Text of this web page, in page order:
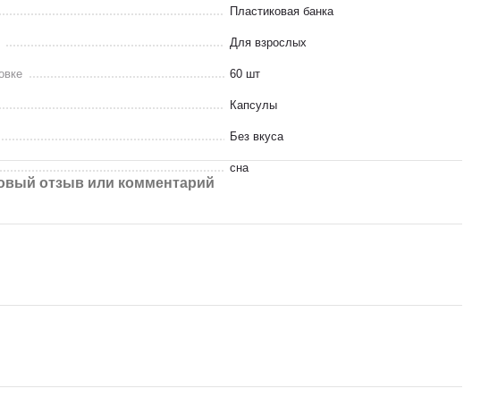
Пластиковая банка
Для взрослых
60 шт
Капсулы
Без вкуса
сна
отзыв или комментарий